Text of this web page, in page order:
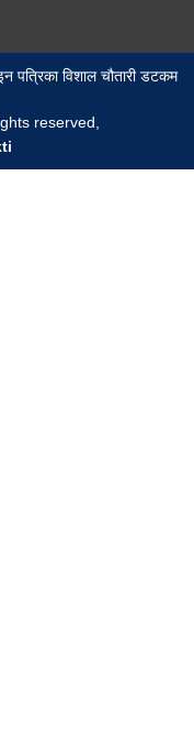
पत्रिका विशाल चौतारी डटकम
reserved,